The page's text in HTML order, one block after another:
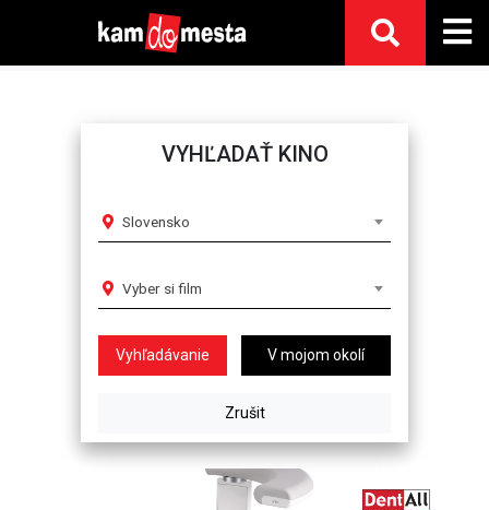
VYHĽADAŤ KINO
Slovensko
Vyber si film
V mojom okolí